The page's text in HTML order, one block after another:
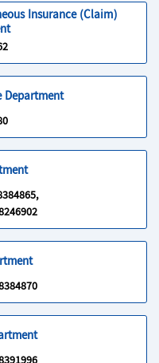
Insurance (Claim)
Department